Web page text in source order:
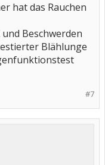
hat das Rauchen
Beschwerden
Blählunge
#7